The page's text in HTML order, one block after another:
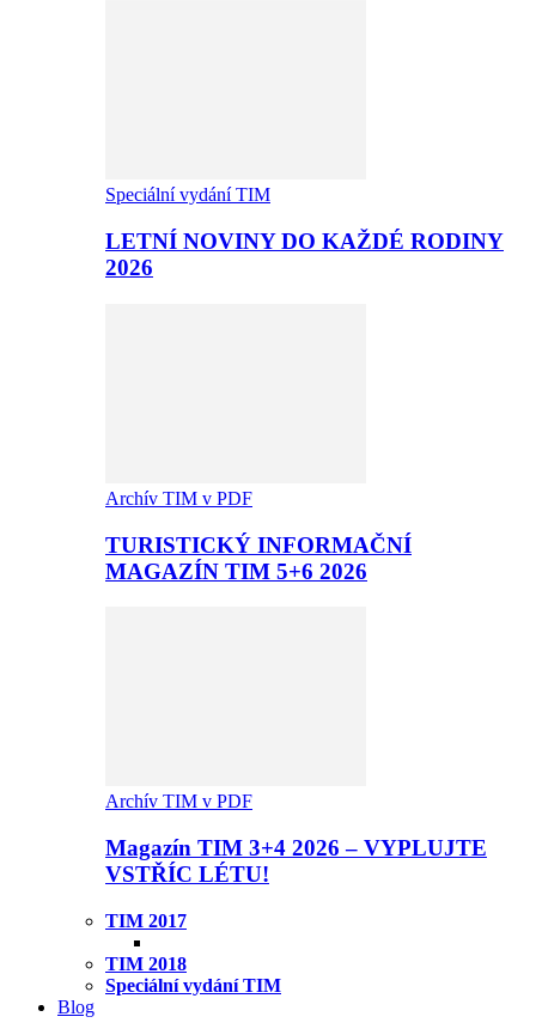
Speciální vydání TIM
LETNÍ NOVINY DO KAŽDÉ RODINY
2026
Archív TIM v PDF
TURISTICKÝ INFORMAČNÍ
MAGAZÍN TIM 5+6 2026
Archív TIM v PDF
Magazín TIM 3+4 2026 – VYPLUJTE
VSTŘÍC LÉTU!
TIM 2017
TIM 2018
Speciální vydání TIM
Blog